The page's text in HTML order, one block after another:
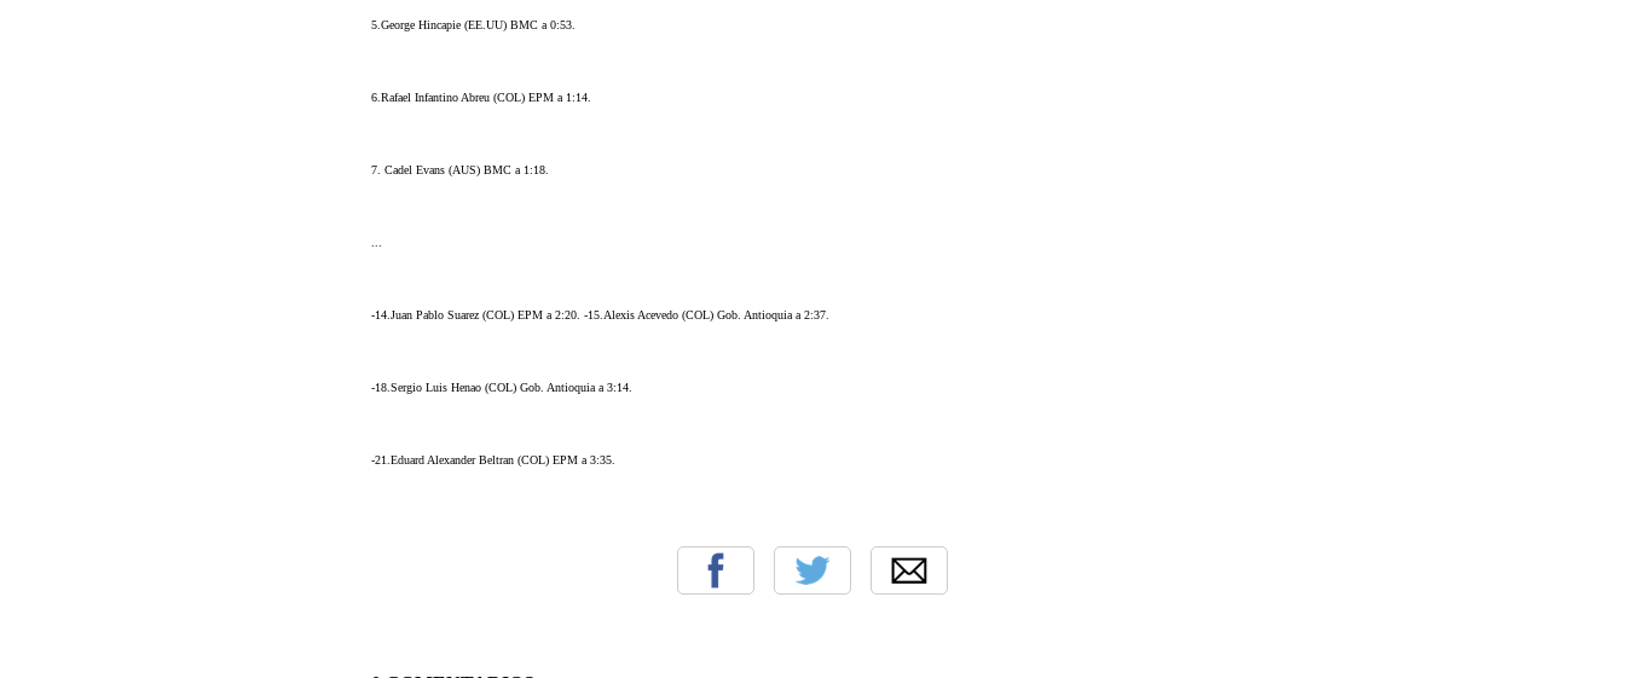
5.George Hincapie (EE.UU) BMC a 0:53.
6.Rafael Infantino Abreu (COL) EPM a 1:14.
7. Cadel Evans (AUS) BMC a 1:18.
-14.Juan Pablo Suarez (COL) EPM a 2:20. -15.Alexis Acevedo (COL) Gob. Antioquia a 2:37.
-18.Sergio Luis Henao (COL) Gob. Antioquia a 3:14.
-21.Eduard Alexander Beltran (COL) EPM a 3:35.